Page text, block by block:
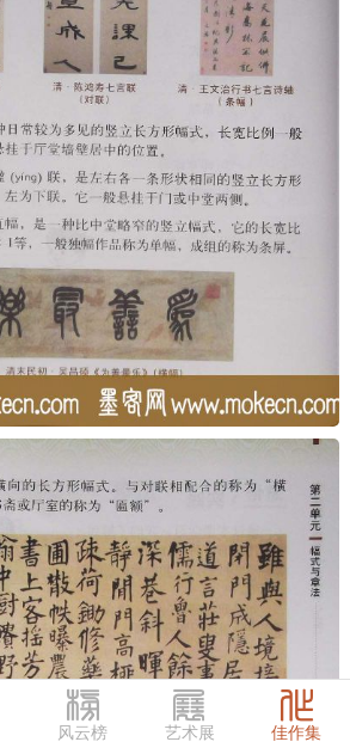
风云榜 艺术展 佳作集